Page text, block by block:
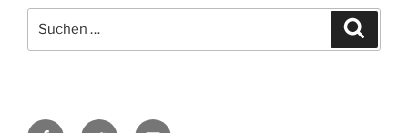
nach:
FacebookTwitter E-